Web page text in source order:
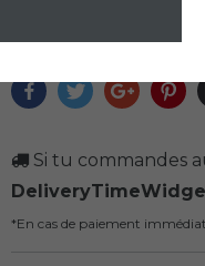
Si tu commandes
*En cas de paiement immédiat